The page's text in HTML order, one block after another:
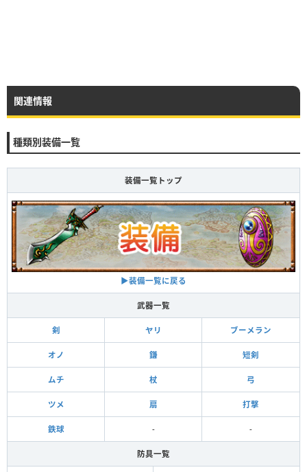
関連情報
種類別装備一覧
装備一覧トップ
▶装備一覧に戻る
武器一覧
剣 ヤリ ブーメラン
オノ 鎌 短剣
ムチ 杖 弓
ツメ 扇 打撃
鉄球 - -
防具一覧